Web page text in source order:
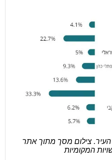
צילום מסך מתוך אתר
המקומיות